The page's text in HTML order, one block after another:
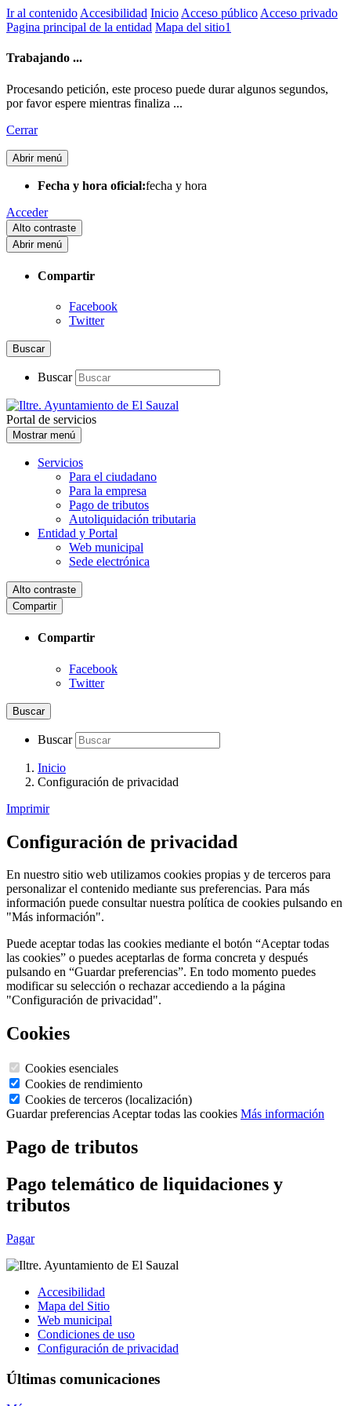
Ir al contenido Accesibilidad Inicio Acceso público Acceso privado
Pagina principal de la entidad Mapa del sitio1
Trabajando ...
Procesando petición, este proceso puede durar algunos segundos,
por favor espere mientras finaliza ...
Cerrar
Abrir menú
Fecha y hora oficial:fecha y hora
Acceder
Alto contraste
Abrir menú
Compartir
Facebook
Twitter
Buscar
Buscar
Portal de servicios
Mostrar menú
Servicios
Para el ciudadano
Para la empresa
Pago de tributos
Autoliquidación tributaria
Entidad y Portal
Web municipal
Sede electrónica
Alto contraste
Compartir
Compartir
Facebook
Twitter
Buscar
Buscar
Inicio
Configuración de privacidad
Imprimir
Configuración de privacidad
En nuestro sitio web utilizamos cookies propias y de terceros para
personalizar el contenido mediante sus preferencias. Para más
información puede consultar nuestra política de cookies pulsando en
"Más información".
Puede aceptar todas las cookies mediante el botón “Aceptar todas
las cookies” o puedes aceptarlas de forma concreta y después
pulsando en “Guardar preferencias”. En todo momento puedes
modificar su selección o rechazar accediendo a la página
"Configuración de privacidad".
Cookies
Cookies esenciales
Cookies de rendimiento
Cookies de terceros (localización)
Guardar preferencias Aceptar todas las cookies Más información
Pago de tributos
Pago telemático de liquidaciones y
tributos
Pagar
Accesibilidad
Mapa del Sitio
Web municipal
Condiciones de uso
Configuración de privacidad
Últimas comunicaciones